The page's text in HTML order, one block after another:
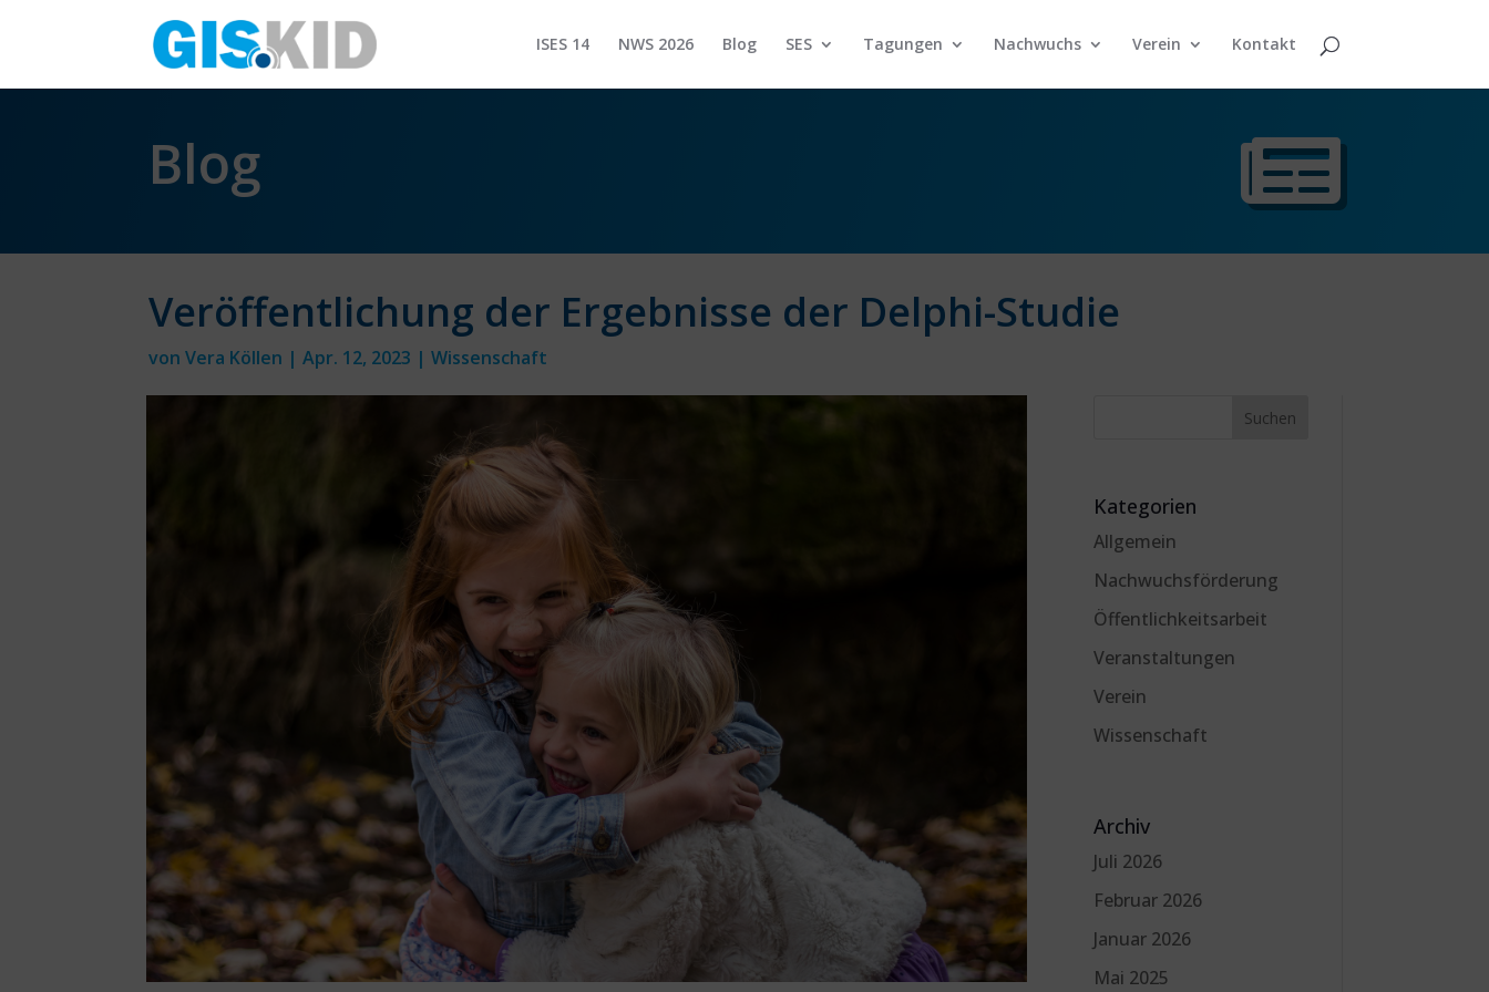
ISES 14 NWS 2026 Blog SES Tagungen Nachwuchs Verein Kontakt
Blog
Veröffentlichung der Ergebnisse der Delphi-Studie
vonVera Köllen |Apr. 12, 2023 |Wissenschaft
Kategorien
Allgemein
Nachwuchsförderung
Öffentlichkeitsarbeit
Veranstaltungen
Verein
Wissenschaft
Archiv
Juli 2026
Februar 2026
Januar 2026
Mai 2025